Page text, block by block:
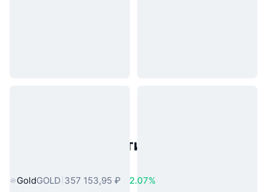
Популярные активы реального
GoldGOLD 357 153,95 ₽
2.07%